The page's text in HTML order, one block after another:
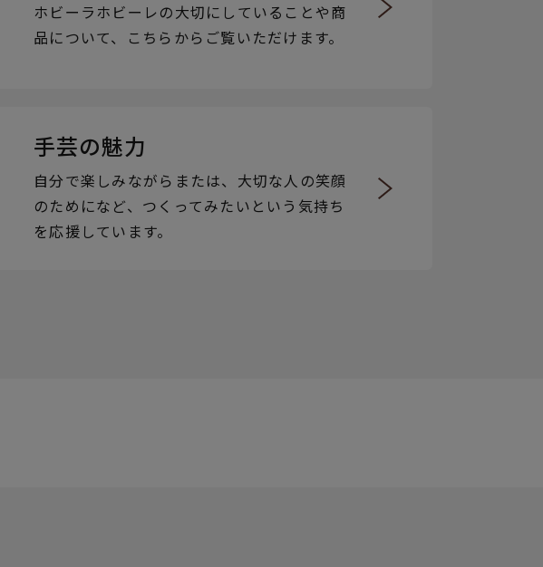
ホビーラホビーレの大切にしていることや商
品について、こちらからご覧いただけます。
手芸の魅力
自分で楽しみながらまたは、大切な人の笑顔
のためになど、つくってみたいという気持ち
を応援しています。